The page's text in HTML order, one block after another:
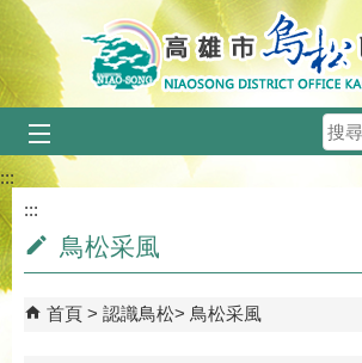
跳到主要內容區塊
:::
:::
鳥松采風
首頁 認識鳥松 鳥松采風